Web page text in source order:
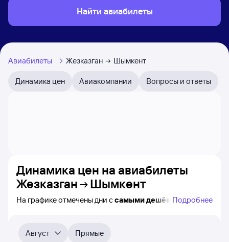
Найти авиабилеты
Авиабилеты Жезказган Шымкент
Динамика цен Авиакомпании Вопросы и ответы
Динамика цен на авиабилеты
Жезказган
Шымкент
На графике отмечены дни ссамыми дешёвыми
пять месяцев. Выберите дату, перейдите по клику
к поиску билетов на нужный рейс и просмотру
Подробнее
Август
Прямые